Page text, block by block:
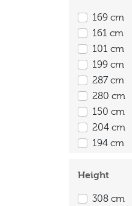
169 cm
161 cm
101 cm
199 cm
287 cm
280 cm
150 cm
204 cm
194 cm
50 cm
Height
308 cm